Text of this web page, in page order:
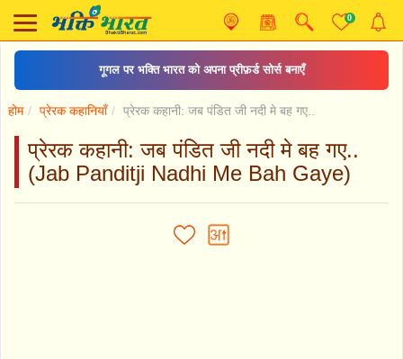
0
गूगल पर भक्ति भारत को अपना प्रीफ़र्ड सोर्स बनाएँ
होम प्रेरक कहानियाँ प्रेरक कहानी: जब पंडित जी नदी मे बह गए..
प्रेरक कहानी: जब पंडित जी नदी मे बह गए..
(Jab Panditji Nadhi Me Bah Gaye)